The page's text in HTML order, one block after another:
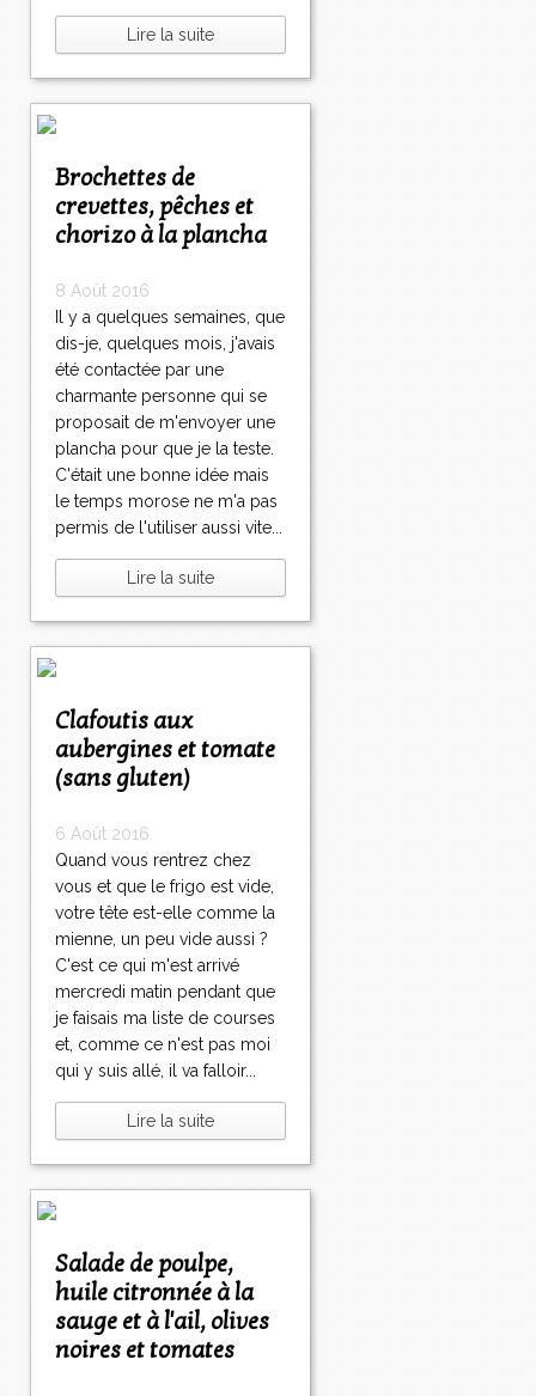
Lire la suite
Brochettes de
crevettes, pêches et
chorizo à la plancha
8 Août 2016
Il y a quelques semaines, que
dis-je, quelques mois, j'avais
été contactée par une
charmante personne qui se
proposait de m'envoyer une
plancha pour que je la teste.
C'était une bonne idée mais
le temps morose ne m'a pas
permis de l'utiliser aussi vite...
Lire la suite
Clafoutis aux
aubergines et tomate
(sans gluten)
6 Août 2016
Quand vous rentrez chez
vous et que le frigo est vide,
votre tête est-elle comme la
mienne, un peu vide aussi ?
C'est ce qui m'est arrivé
mercredi matin pendant que
je faisais ma liste de courses
et, comme ce n'est pas moi
qui y suis allé, il va falloir...
Lire la suite
Salade de poulpe,
huile citronnée à la
sauge et à l'ail, olives
noires et tomates